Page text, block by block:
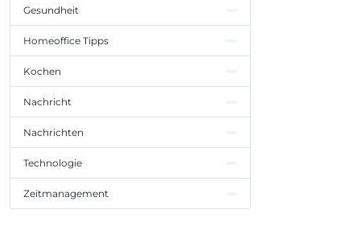
Gesundheit
Homeoffice Tipps
Kochen
Nachricht
Nachrichten
Technologie
Zeitmanagement